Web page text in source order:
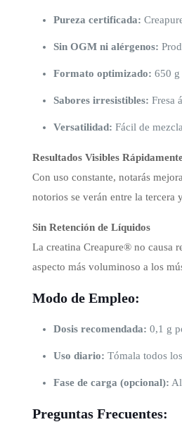
Pureza certificada:
Sin OGM ni alérgenos:
Formato optimizado: 650 g
Sabores irresistibles: Fresa
Versatilidad: Fácil de
Resultados Visibles
Con uso constante, notarás
notorios se verán entre la tercera
Sin Retención de Líquidos
La creatina Creapure® no causa
aspecto más voluminoso a los
Modo de Empleo:
Dosis recomendada: 0,1 g
Uso diario: Tómala todos
Fase de carga (opcional):
Preguntas Frecuentes: